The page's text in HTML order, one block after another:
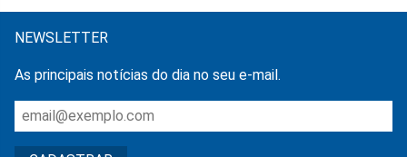
NEWSLETTER
As principais notícias do dia no seu e-mail.